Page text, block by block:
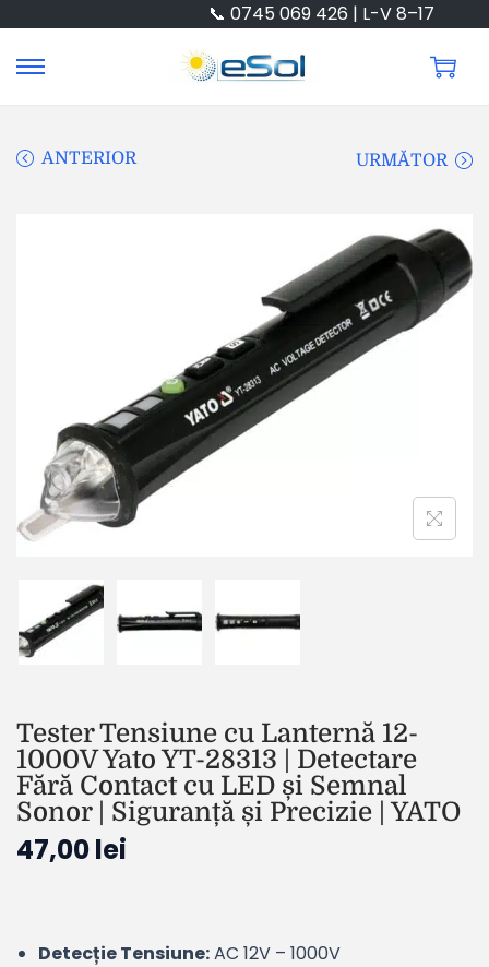
📞 0745 069 426 | L-V 8–17
ANTERIOR URMĂTOR
Tester Tensiune cu Lanternă 12-
1000V Yato YT-28313 | Detectare
Fără Contact cu LED și Semnal
Sonor | Siguranță și Precizie | YATO
47,00lei
Detecție Tensiune:AC 12V – 1000V